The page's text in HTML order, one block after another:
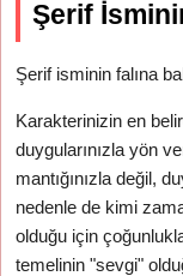
Şerif
Şerif isminin falına
Karakterinizin en
duygularınızla yön
mantığınızla değil,
nedenle de kimi
olduğu için
temelinin "sevgi"